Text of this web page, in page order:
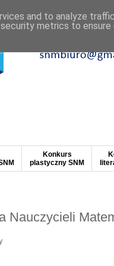
Konkurs
plastyczny SNM
Nauczycieli
and to analyze
metrics to